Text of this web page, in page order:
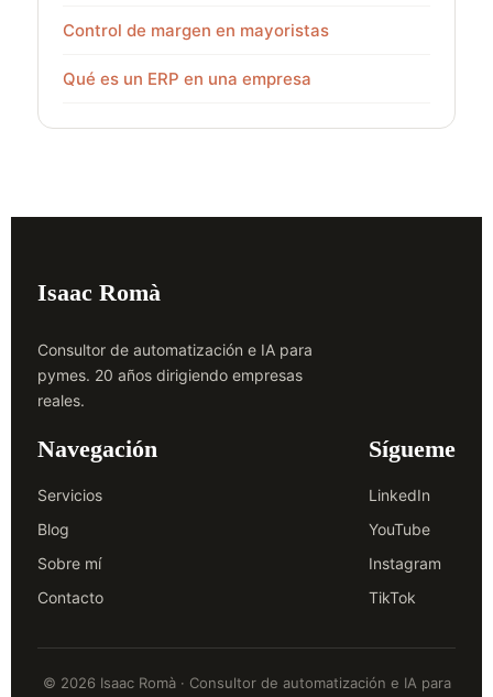
Control de margen en mayoristas
Qué es un ERP en una empresa
Isaac Romà
Consultor de automatización e IA para
pymes. 20 años dirigiendo empresas
reales.
Navegación
Servicios
Blog
Sobre mí
Contacto
Sígueme
LinkedIn
YouTube
Instagram
TikTok
© 2026 Isaac Romà · Consultor de automatización e IA para